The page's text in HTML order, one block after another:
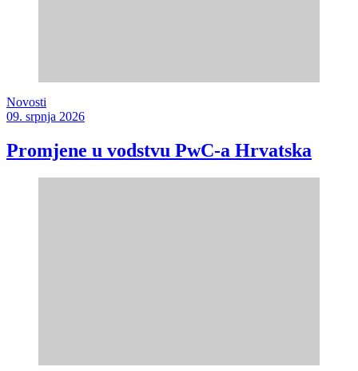
Novosti
09. srpnja 2026
Promjene u vodstvu PwC-a Hrvatska